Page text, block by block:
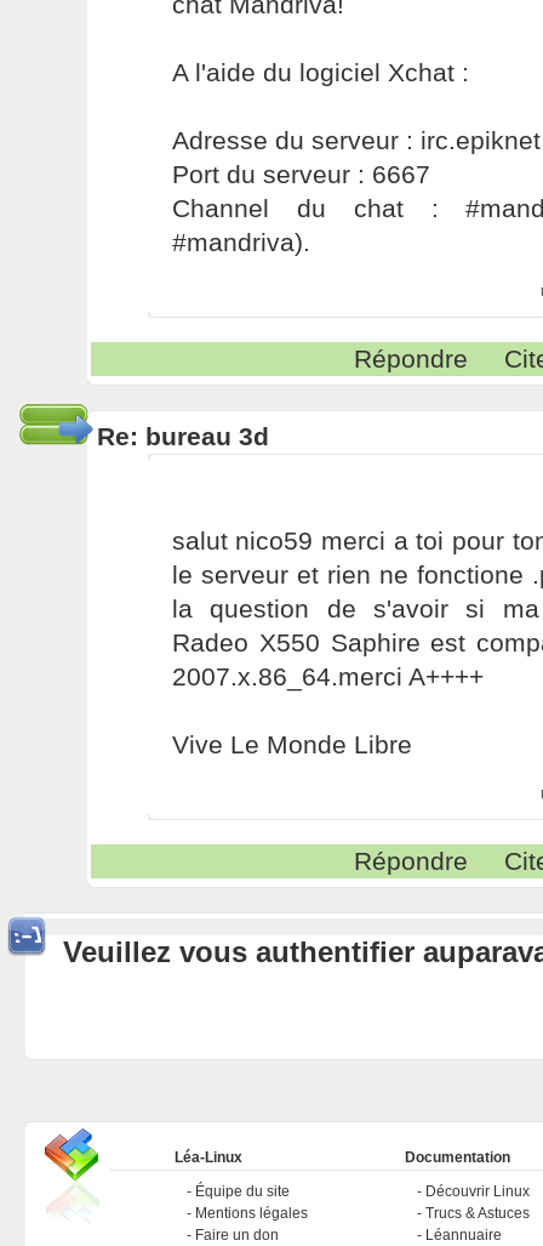
A l'aide du logiciel Xchat :
Adresse du serveur :
Port du serveur : 6667
Channel du chat :
#mandriva).
Répondre
Re: bureau 3d
salut nico59 merci a toi pour
le serveur et rien ne fonctione
la question de s'avoir si
Radeo X550 Saphire est
2007.x.86_64.merci A++++
Vive Le Monde Libre
Répondre
Veuillez vous authentifier
Léa-Linux
Équipe du site
Mentions légales
Faire un don
Documentation
Découvrir Linux
Trucs & Astuces
Léannuaire